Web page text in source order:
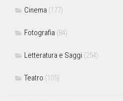
Cinema (177)
Fotografia (84)
Letteratura e Saggi (254)
Teatro (105)